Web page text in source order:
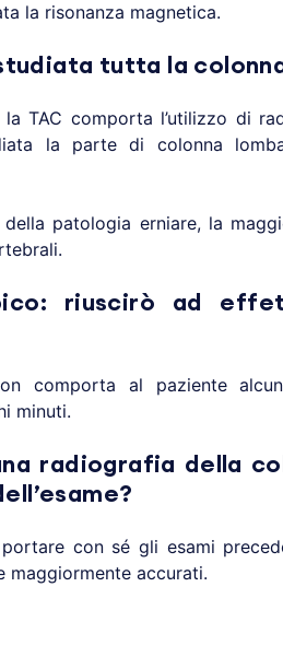
la risonanza magnetica.
tutta la
la TAC comporta l’utilizzo di
la parte di colonna
patologia erniare, la
riuscirò ad
comporta al paziente
minuti.
radiografia della
con sé gli esami
maggiormente accurati.